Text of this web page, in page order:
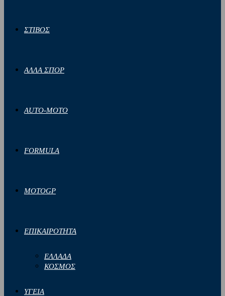
ΣΤΙΒΟΣ
ΑΛΛΑ ΣΠΟΡ
AUTO-MOTO
FORMULA
MOTOGP
ΕΠΙΚΑΙΡΟΤΗΤΑ
ΕΛΛΑΔΑ
ΚΟΣΜΟΣ
ΥΓΕΙΑ